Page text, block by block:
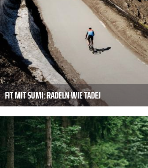
FIT MIT SUMI: RADELN WIE TADEJ